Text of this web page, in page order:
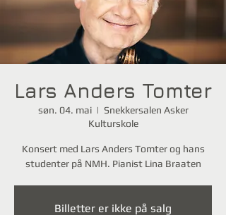
Lars Anders Tomter
søn. 04. mai
  |
Snekkersalen Asker
Kulturskole
Konsert med Lars Anders Tomter og hans
studenter på NMH. Pianist Lina Braaten
Billetter er ikke på salg